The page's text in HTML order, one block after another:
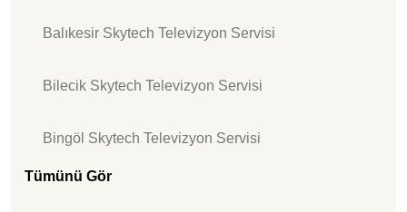
Balıkesir Skytech Televizyon Servisi
Bilecik Skytech Televizyon Servisi
Bingöl Skytech Televizyon Servisi
Tümünü Gör